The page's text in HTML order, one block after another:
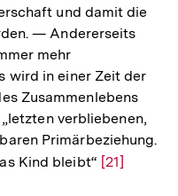
und damit die
— Andererseits
mehr
wird in einer Zeit der
Zusammenlebens
verbliebenen,
Primärbeziehung.
Kind bleibt“ Zur
[21]